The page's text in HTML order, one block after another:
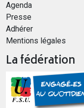
Agenda
Presse
Adhérer
Mentions légales
La fédération